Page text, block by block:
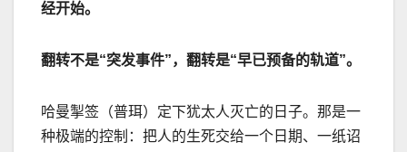
经开始。
翻转不是“突发事件”，翻转是“早已预备的轨道”。
哈曼掣签（普珥）定下犹太人灭亡的日子。那是一
种极端的控制：把人的生死交给一个日期、一纸诏